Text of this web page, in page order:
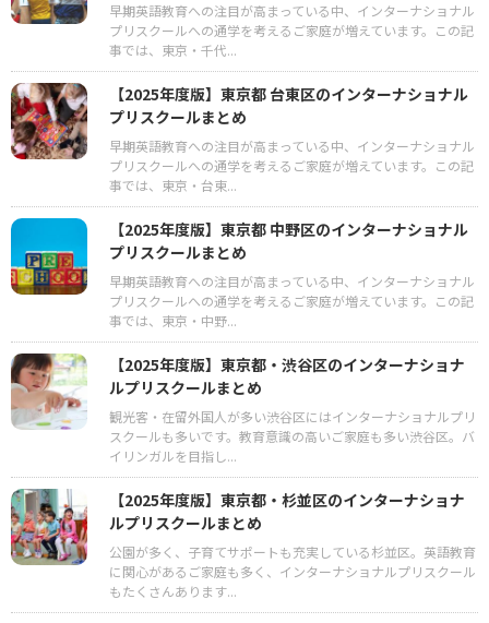
早期英語教育への注目が高まっている中、インターナショナル
プリスクールへの通学を考えるご家庭が増えています。この記
事では、東京・千代...
【2025年度版】東京都 台東区のインターナショナル
プリスクールまとめ
早期英語教育への注目が高まっている中、インターナショナル
プリスクールへの通学を考えるご家庭が増えています。この記
事では、東京・台東...
【2025年度版】東京都 中野区のインターナショナル
プリスクールまとめ
早期英語教育への注目が高まっている中、インターナショナル
プリスクールへの通学を考えるご家庭が増えています。この記
事では、東京・中野...
【2025年度版】東京都・渋谷区のインターナショナ
ルプリスクールまとめ
観光客・在留外国人が多い渋谷区にはインターナショナルプリ
スクールも多いです。教育意識の高いご家庭も多い渋谷区。バ
イリンガルを目指し...
【2025年度版】東京都・杉並区のインターナショナ
ルプリスクールまとめ
公園が多く、子育てサポートも充実している杉並区。英語教育
に関心があるご家庭も多く、インターナショナルプリスクール
もたくさんあります...